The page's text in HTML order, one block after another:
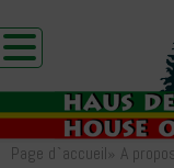
Page d`accueil» A